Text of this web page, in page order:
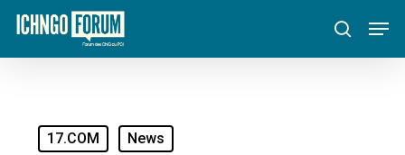
Skip
main
search
17.COM News